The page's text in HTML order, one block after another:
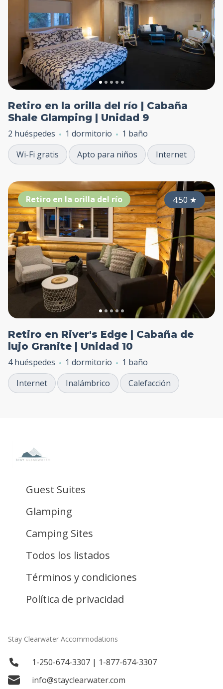
Retiro en la orilla del río | Cabaña
Shale Glamping | Unidad 9
2 huéspedes 1 dormitorio
1 baño
Wi-Fi gratis
Apto para niños Internet
Retiro en la orilla del río 4.50 ★
Retiro en River's Edge | Cabaña de
lujo Granite | Unidad 10
4 huéspedes 1 dormitorio
1 baño
Internet
Inalámbrico Calefacción
Guest Suites
Glamping
Camping Sites
Todos los listados
Términos y condiciones
Política de privacidad
Stay Clearwater Accommodations
1-250-674-3307 | 1-877-674-3307
info@stayclearwater.com